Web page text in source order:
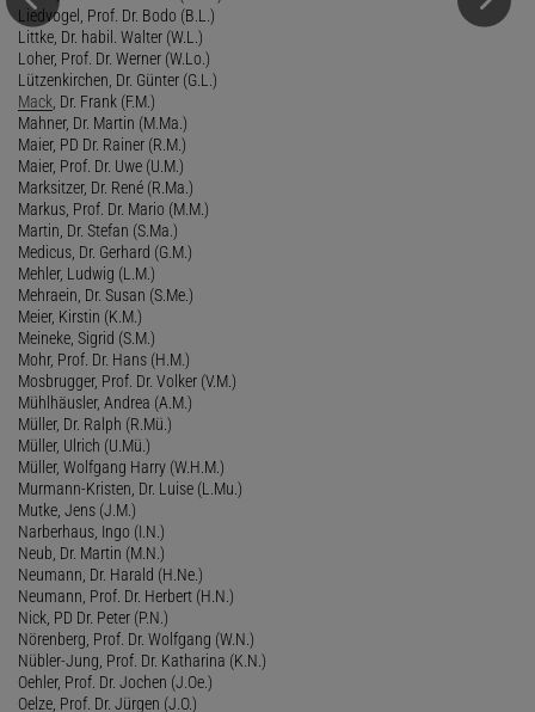
Liedvogel, Prof. Dr. Bodo (B.L.)
Littke, Dr. habil. Walter (W.L.)
Loher, Prof. Dr. Werner (W.Lo.)
Lützenkirchen, Dr. Günter (G.L.)
Mack , Dr. Frank (F.M.)
Mahner, Dr. Martin (M.Ma.)
Maier, PD Dr. Rainer (R.M.)
Maier, Prof. Dr. Uwe (U.M.)
Marksitzer, Dr. René (R.Ma.)
Markus, Prof. Dr. Mario (M.M.)
Martin, Dr. Stefan (S.Ma.)
Medicus, Dr. Gerhard (G.M.)
Mehler, Ludwig (L.M.)
Mehraein, Dr. Susan (S.Me.)
Meier, Kirstin (K.M.)
Meineke, Sigrid (S.M.)
Mohr, Prof. Dr. Hans (H.M.)
Mosbrugger, Prof. Dr. Volker (V.M.)
Mühlhäusler, Andrea (A.M.)
Müller, Dr. Ralph (R.Mü.)
Müller, Ulrich (U.Mü.)
Müller, Wolfgang Harry (W.H.M.)
Murmann-Kristen, Dr. Luise (L.Mu.)
Mutke, Jens (J.M.)
Narberhaus, Ingo (I.N.)
Neub, Dr. Martin (M.N.)
Neumann, Dr. Harald (H.Ne.)
Neumann, Prof. Dr. Herbert (H.N.)
Nick, PD Dr. Peter (P.N.)
Nörenberg, Prof. Dr. Wolfgang (W.N.)
Nübler-Jung, Prof. Dr. Katharina (K.N.)
Oehler, Prof. Dr. Jochen (J.Oe.)
Oelze, Prof. Dr. Jürgen (J.O.)